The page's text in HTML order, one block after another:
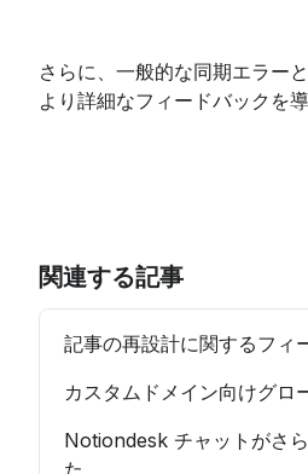
さらに、一般的な同期エラー
より詳細なフィードバックを導
関連する記事
記事の再設計に関するフィ
カスタムドメイン向けグロ
Notiondesk チャットがさ
た